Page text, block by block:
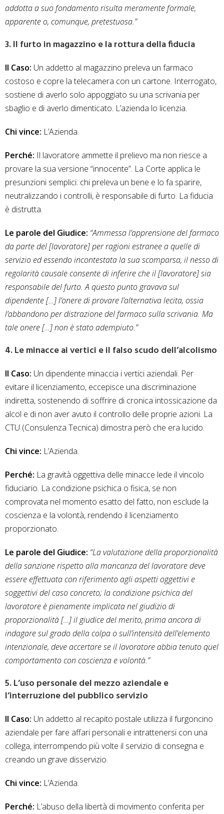
addotta a suo fondamento risulta meramente formale,
apparente o, comunque, pretestuosa.”
3. Il furto in magazzino e la rottura della fiducia
Il Caso: Un addetto al magazzino preleva un farmaco
costoso e copre la telecamera con un cartone. Interrogato,
sostiene di averlo solo appoggiato su una scrivania per
sbaglio e di averlo dimenticato. L’azienda lo licenzia.
Chi vince: L’Azienda.
Perché: Il lavoratore ammette il prelievo ma non riesce a
provare la sua versione “innocente”. La Corte applica le
presunzioni semplici: chi preleva un bene e lo fa sparire,
neutralizzando i controlli, è responsabile di furto. La fiducia
è distrutta.
Le parole del Giudice: “Ammessa l’apprensione del farmaco
da parte del [lavoratore] per ragioni estranee a quelle di
servizio ed essendo incontestata la sua scomparsa, il nesso di
regolarità causale consente di inferire che il [lavoratore] sia
responsabile del furto. A questo punto gravava sul
dipendente […] l’onere di provare l’alternativa lecita, ossia
l’abbandono per distrazione del farmaco sulla scrivania. Ma
tale onere […] non è stato adempiuto.”
4. Le minacce ai vertici e il falso scudo dell’alcolismo
Il Caso: Un dipendente minaccia i vertici aziendali. Per
evitare il licenziamento, eccepisce una discriminazione
indiretta, sostenendo di soffrire di cronica intossicazione da
alcol e di non aver avuto il controllo delle proprie azioni. La
CTU (Consulenza Tecnica) dimostra però che era lucido.
Chi vince: L’Azienda.
Perché: La gravità oggettiva delle minacce lede il vincolo
fiduciario. La condizione psichica o fisica, se non
comprovata nel momento esatto del fatto, non esclude la
coscienza e la volontà, rendendo il licenziamento
proporzionato.
Le parole del Giudice: “La valutazione della proporzionalità
della sanzione rispetto alla mancanza del lavoratore deve
essere effettuata con riferimento agli aspetti oggettivi e
soggettivi del caso concreto; la condizione psichica del
lavoratore è pienamente implicata nel giudizio di
proporzionalità […] il giudice del merito, prima ancora di
indagare sul grado della colpa o sull’intensità dell’elemento
intenzionale, deve accertare se il lavoratore abbia tenuto quel
comportamento con coscienza e volontà.”
5. L’uso personale del mezzo aziendale e
l’interruzione del pubblico servizio
Il Caso: Un addetto al recapito postale utilizza il furgoncino
aziendale per fare affari personali e intrattenersi con una
collega, interrompendo più volte il servizio di consegna e
creando un grave disservizio.
Chi vince: L’Azienda.
Perché: L’abuso della libertà di movimento conferita per